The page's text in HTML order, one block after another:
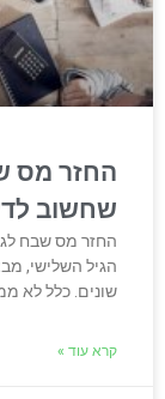
החזר מס
שחשוב
החזר מס שבח
הגיל השלישי,
שונים. כלל לא
קרא עוד »